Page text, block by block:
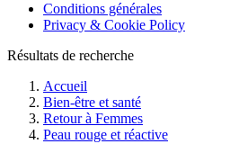
Conditions générales
Privacy & Cookie Policy
Résultats de recherche
Accueil
Bien-être et santé
Retour à Femmes
Peau rouge et réactive